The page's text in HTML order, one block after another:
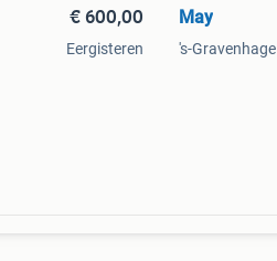
€ 600,00
Eergisteren
May
's-Gravenhage